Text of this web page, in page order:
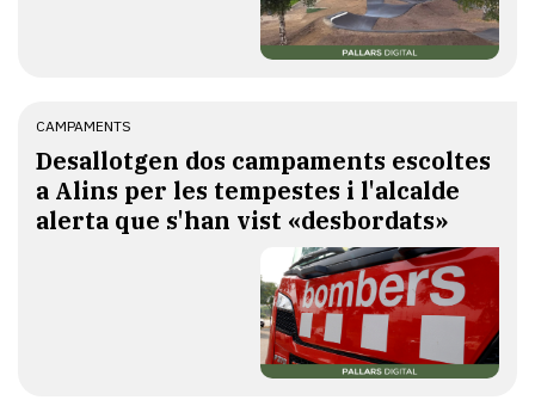
CAMPAMENTS
​Desallotgen dos campaments escoltes
a Alins per les tempestes i l'alcalde
alerta que s'han vist «desbordats»